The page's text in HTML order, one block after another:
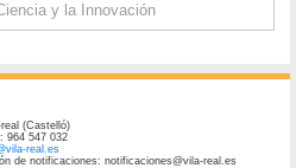
y la Innovación
(Castelló)
964 547 032
real.es
de notificaciones: notificaciones@vila-real.es